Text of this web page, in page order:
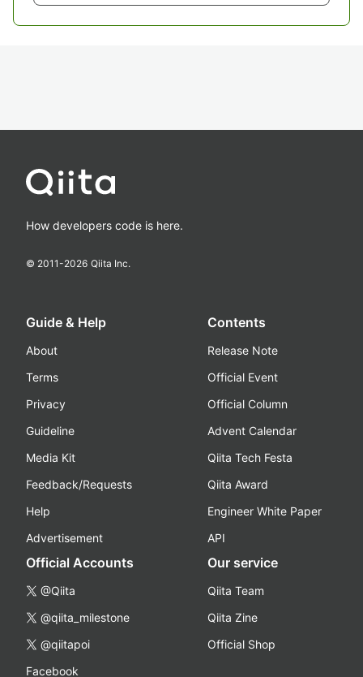
How developers code is here.
© 2011-2026 Qiita Inc.
Guide & Help
About
Terms
Privacy
Guideline
Media Kit
Feedback/Requests
Help
Advertisement
Contents
Release Note
Official Event
Official Column
Advent Calendar
Qiita Tech Festa
Qiita Award
Engineer White Paper
API
Official Accounts
@Qiita
@qiita_milestone
@qiitapoi
Facebook
Our service
Qiita Team
Qiita Zine
Official Shop